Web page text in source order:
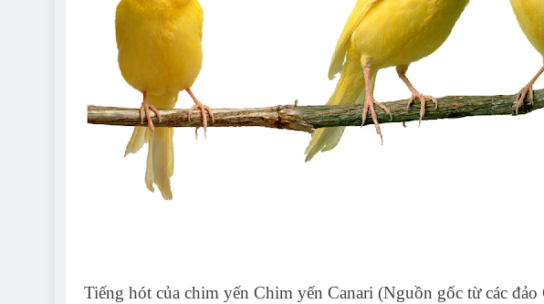
Tiếng hót của chim yến Chim yến Canari (Nguồn gốc từ các